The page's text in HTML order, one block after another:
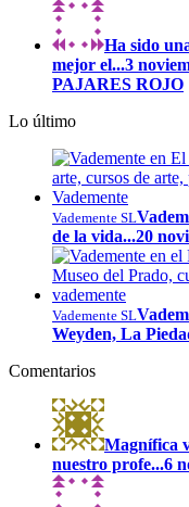
Ha sido
mejor el...3
PAJARES ROJO
Lo último
Vademente SL
de la vida...20
Vademente SL
Weyden, La
Comentarios
Magnífica
nuestro profe...6